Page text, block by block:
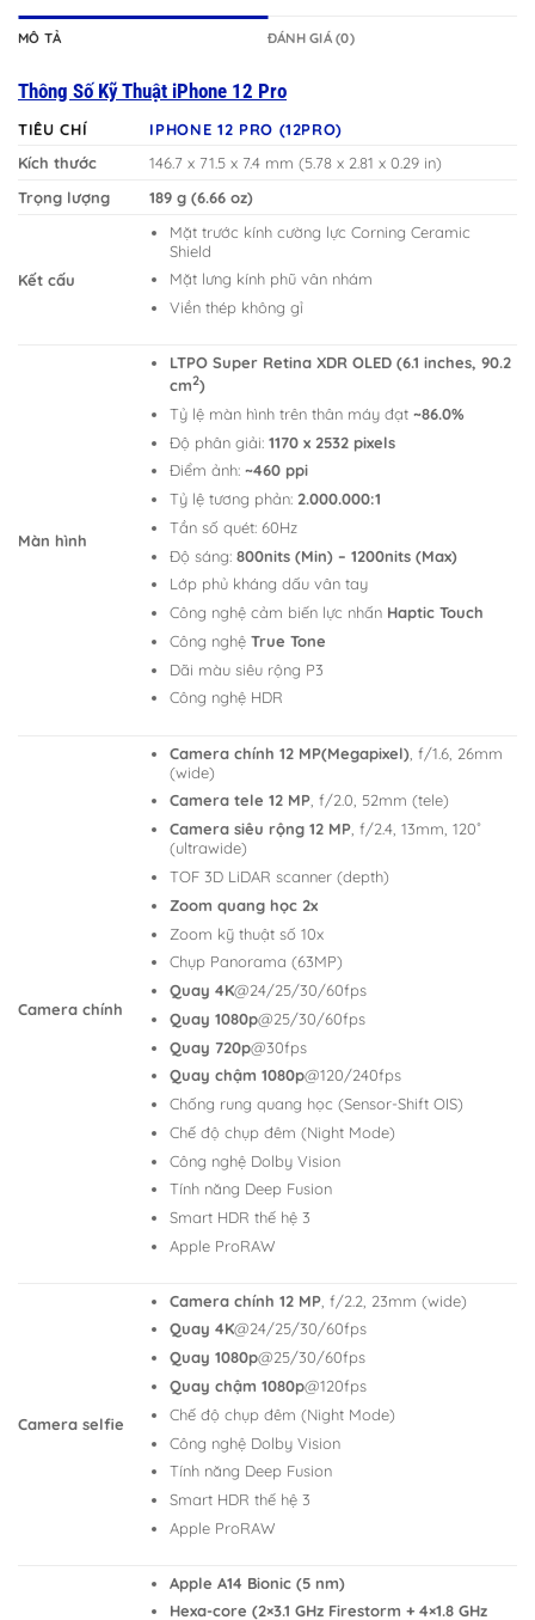
MÔ TẢ ĐÁNH GIÁ (0)
Thông Số Kỹ Thuật iPhone 12 Pro
TIÊU CHÍ
IPHONE 12 PRO (12PRO)
Kích thước
146.7 x 71.5 x 7.4 mm (5.78 x 2.81 x 0.29 in)
Trọng lượng
189 g (6.66 oz)
Kết cấu
Mặt trước kính cường lực Corning Ceramic
Shield
Mặt lưng kính phũ vân nhám
Viền thép không gỉ
Màn hình
LTPO Super Retina XDR OLED (6.1 inches, 90.2
cm2)
Tỷ lệ màn hình trên thân máy đạt~86.0%
Độ phân giải:1170 x 2532 pixels
Điểm ảnh:~460 ppi
Tỷ lệ tương phản:2.000.000:1
Tần số quét: 60Hz
Độ sáng:800nits (Min) – 1200nits (Max)
Lớp phủ kháng dấu vân tay
Công nghệ cảm biến lực nhấn Haptic Touch
Công nghệTrue Tone
Dãi màu siêu rộng P3
Công nghệ HDR
Camera chính
Camera chính 12 MP(Megapixel) , f/1.6, 26mm
(wide)
Camera tele 12 MP, f/2.0, 52mm (tele)
Camera siêu rộng 12 MP, f/2.4, 13mm, 120˚
(ultrawide)
TOF 3D LiDAR scanner (depth)
Zoom quang học 2x
Zoom kỹ thuật số 10x
Chụp Panorama (63MP)
Quay 4K@24/25/30/60fps
Quay 1080p@25/30/60fps
Quay 720p@30fps
Quay chậm 1080p@120/240fps
Chống rung quang học (Sensor-Shift OIS)
Chế độ chụp đêm (Night Mode)
Công nghệ Dolby Vision
Tính năng Deep Fusion
Smart HDR thế hệ 3
Apple ProRAW
Camera selfie
Camera chính 12 MP , f/2.2, 23mm (wide)
Quay 4K@24/25/30/60fps
Quay 1080p@25/30/60fps
Quay chậm 1080p@120fps
Chế độ chụp đêm (Night Mode)
Công nghệ Dolby Vision
Tính năng Deep Fusion
Smart HDR thế hệ 3
Apple ProRAW
Apple A14 Bionic (5 nm)
Hexa-core (2×3.1 GHz Firestorm + 4×1.8 GHz